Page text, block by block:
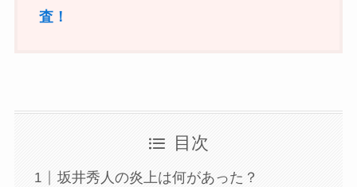
査！
目次
坂井秀人の炎上は何があった？